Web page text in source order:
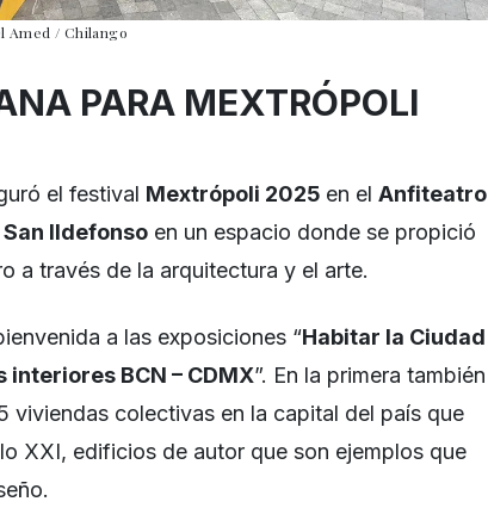
Amed / Chilango
PARA MEXTRÓPOLI
el festival Mextrópoli 2025 en el Anfiteatro
Ildefonso en un espacio donde se propició
a través de la arquitectura y el arte.
a las exposiciones “Habitar la Ciudad
interiores BCN – CDMX”. En la primera también
viviendas colectivas en la capital del país que
XXI, edificios de autor que son ejemplos que